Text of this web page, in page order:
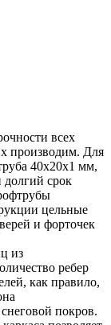
всех
производим. Для
40х20х1 мм,
срок
цельные
и форточек
из
ребер
как правило,
покров.